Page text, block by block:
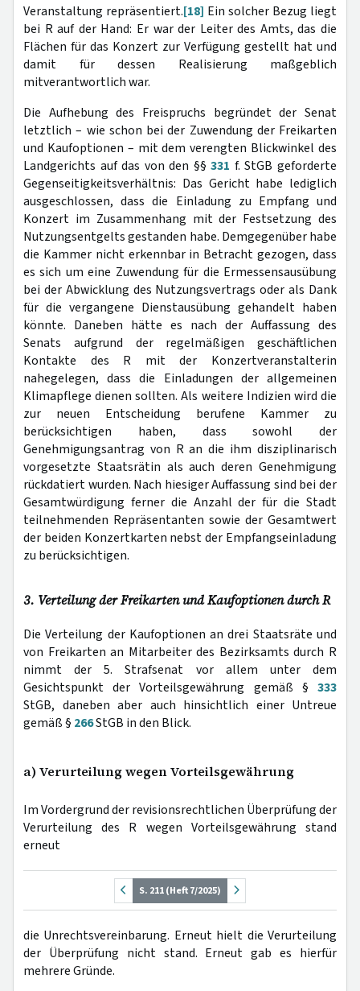
Veranstaltung repräsentiert.[18] Ein solcher Bezug liegt
bei R auf der Hand: Er war der Leiter des Amts, das die
Flächen für das Konzert zur Verfügung gestellt hat und
damit für dessen Realisierung maßgeblich
mitverantwortlich war.
Die Aufhebung des Freispruchs begründet der Senat
letztlich – wie schon bei der Zuwendung der Freikarten
und Kaufoptionen – mit dem verengten Blickwinkel des
Landgerichts auf das von den §§331 f. StGB geforderte
Gegenseitigkeitsverhältnis: Das Gericht habe lediglich
ausgeschlossen, dass die Einladung zu Empfang und
Konzert im Zusammenhang mit der Festsetzung des
Nutzungsentgelts gestanden habe. Demgegenüber habe
die Kammer nicht erkennbar in Betracht gezogen, dass
es sich um eine Zuwendung für die Ermessensausübung
bei der Abwicklung des Nutzungsvertrags oder als Dank
für die vergangene Dienstausübung gehandelt haben
könnte. Daneben hätte es nach der Auffassung des
Senats aufgrund der regelmäßigen geschäftlichen
Kontakte des R mit der Konzertveranstalterin
nahegelegen, dass die Einladungen der allgemeinen
Klimapflege dienen sollten. Als weitere Indizien wird die
zur neuen Entscheidung berufene Kammer zu
berücksichtigen haben, dass sowohl der
Genehmigungsantrag von R an die ihm disziplinarisch
vorgesetzte Staatsrätin als auch deren Genehmigung
rückdatiert wurden. Nach hiesiger Auffassung sind bei der
Gesamtwürdigung ferner die Anzahl der für die Stadt
teilnehmenden Repräsentanten sowie der Gesamtwert
der beiden Konzertkarten nebst der Empfangseinladung
zu berücksichtigen.
3. Verteilung der Freikarten und Kaufoptionen durch R
Die Verteilung der Kaufoptionen an drei Staatsräte und
von Freikarten an Mitarbeiter des Bezirksamts durch R
nimmt der 5. Strafsenat vor allem unter dem
Gesichtspunkt der Vorteilsgewährung gemäß § 333
StGB, daneben aber auch hinsichtlich einer Untreue
gemäß § 266StGB in den Blick.
a) Verurteilung wegen Vorteilsgewährung
Im Vordergrund der revisionsrechtlichen Überprüfung der
Verurteilung des R wegen Vorteilsgewährung stand
erneut
S. 211 (Heft 7/2025)
die Unrechtsvereinbarung. Erneut hielt die Verurteilung
der Überprüfung nicht stand. Erneut gab es hierfür
mehrere Gründe.